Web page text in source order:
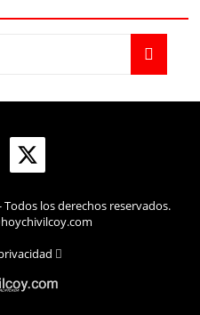
los derechos reservados.